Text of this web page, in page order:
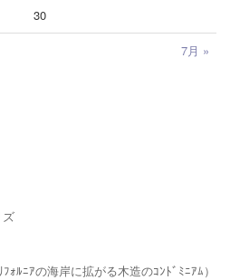
7月 »
30
ﾙﾆｱの海岸に拡がる木造のｺﾝﾄﾞﾐﾆｱﾑ）